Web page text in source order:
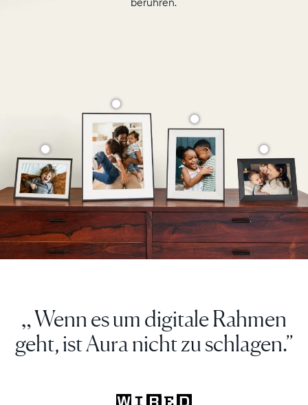
„ Wenn es um digitale Rahmen
geht, ist Aura nicht zu schlagen.”